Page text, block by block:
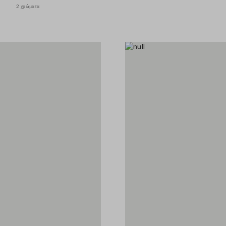
2 χρώματα